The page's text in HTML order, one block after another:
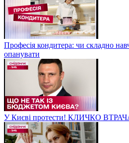
Професія кондитера: чи складно
опанувати
У Києві протести! КЛИЧКО